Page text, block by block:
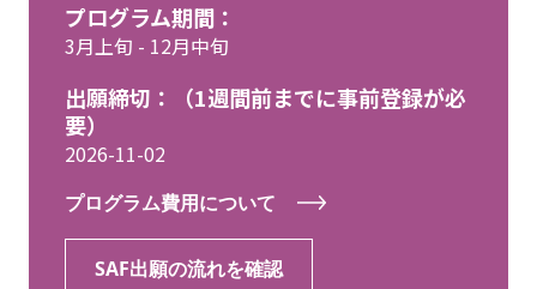
プログラム期間：
3月上旬 - 12月中旬
出願締切：（1週間前までに事前登録が必
要）
2026-11-02
プログラム費用について
SAF出願の流れを確認